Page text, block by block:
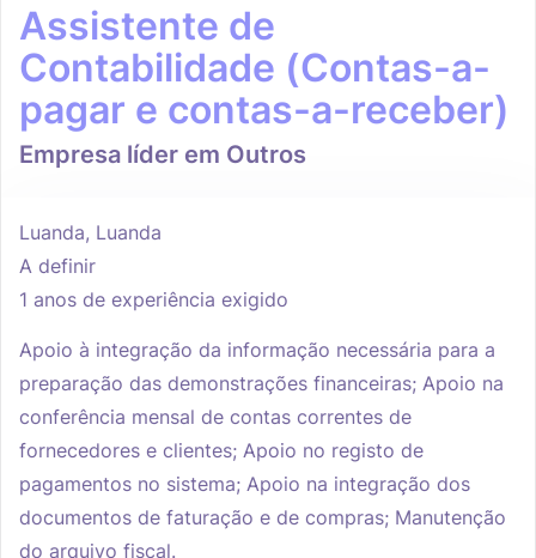
Assistente de
Contabilidade (Contas-a-
pagar e contas-a-receber)
Empresa líder em Outros
Luanda, Luanda
A definir
1 anos de experiência exigido
Apoio à integração da informação necessária para a
preparação das demonstrações financeiras; Apoio na
conferência mensal de contas correntes de
fornecedores e clientes; Apoio no registo de
pagamentos no sistema; Apoio na integração dos
documentos de faturação e de compras; Manutenção
do arquivo fiscal.